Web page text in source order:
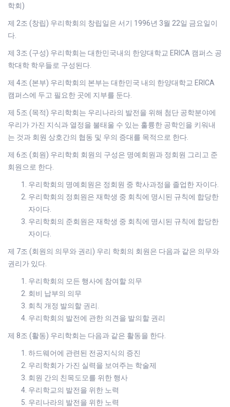
학회)
제 2조 (창립) 우리학회의 창립일은 서기 1996년 3월 22일 금요일이
다.
제 3조 (구성) 우리학회는 대한민국내의 한양대학교 ERICA 캠퍼스 공
학대학 학우들로 구성된다.
제 4조 (본부) 우리학회의 본부는 대한민국 내의 한양대학교 ERICA
캠퍼스에 두고 필요한 곳에 지부를 둔다.
제 5조 (목적) 우리학회는 우리나라의 발전을 위해 첨단 공학분야에
우리가 가진 지식과 열정을 불태울 수 있는 훌륭한 공학인을 키워내
는 것과 회원 상호간의 협동 및 우의 증대를 목적으로 한다.
제 6조 (회원) 우리학회 회원의 구성은 명예회원과 정회원 그리고 준
회원으로 한다.
우리학회의 명예회원은 정회원 중 학사과정을 졸업한 자이다.
우리학회의 정회원은 재학생 중 회칙에 명시된 규칙에 합당한
자이다.
우리학회의 준회원은 재학생 중 회칙에 명시된 규칙에 합당한
자이다.
제 7조 (회원의 의무와 권리) 우리 학회의 회원은 다음과 같은 의무와
권리가 있다.
우리학회의 모든 행사에 참여할 의무
회비 납부의 의무
회칙 개정 발의할 권리.
우리학회의 발전에 관한 의견을 발의할 권리
제 8조 (활동) 우리학회는 다음과 같은 활동을 한다.
하드웨어에 관련된 전공지식의 증진
우리학회가 가진 실력을 보여주는 학술제
회원 간의 친목도모를 위한 행사
우리학교의 발전을 위한 노력
우리나라의 발전을 위한 노력